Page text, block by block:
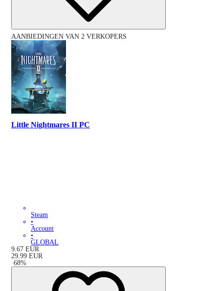
AANBIEDINGEN VAN 2 VERKOPERS
Little Nightmares II PC
Steam
•
Account
•
GLOBAL
9.67 EUR
29.99 EUR
-68%